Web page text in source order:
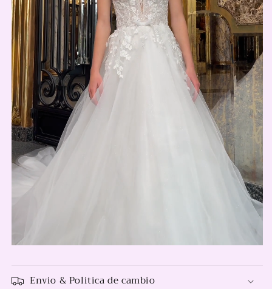
Envio & Politica de cambio